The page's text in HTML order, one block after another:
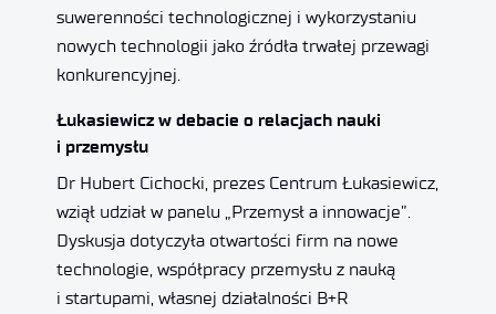
suwerenności technologicznej i wykorzystaniu
nowych technologii jako źródła trwałej przewagi
konkurencyjnej.
Łukasiewicz w debacie o relacjach nauki
i przemysłu
Dr Hubert Cichocki, prezes Centrum Łukasiewicz,
wziął udział w panelu „Przemysł a innowacje”.
Dyskusja dotyczyła otwartości firm na nowe
technologie, współpracy przemysłu z nauką
i startupami, własnej działalności B+R